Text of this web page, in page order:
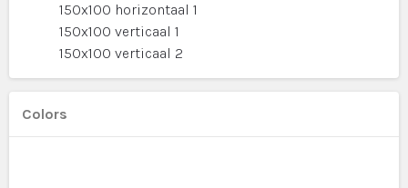
150x100 horizontaal 1
150x100 verticaal 1
150x100 verticaal 2
Colors